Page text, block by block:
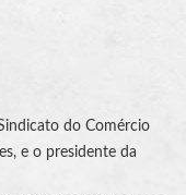
do Comércio
e o presidente da